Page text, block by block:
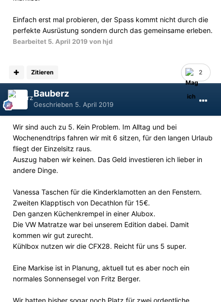
Einfach erst mal probieren, der Spass kommt nicht durch die
perfekte Ausrüstung sondern durch das gemeinsame erleben.
Bearbeitet 5. April 2019 von hjd
2
Zitieren
Bauberz
Geschrieben 5. April 2019
Wir sind auch zu 5. Kein Problem. Im Alltag und bei
Wochenendtrips fahren wir mit 6 sitzen, für den langen Urlaub
fliegt der Einzelsitz raus.
Auszug haben wir keinen. Das Geld investieren ich lieber in
andere Dinge.
Vanessa Taschen für die Kinderklamotten an den Fenstern.
Zweiten Klapptisch von Decathlon für 15€.
Den ganzen Küchenkrempel in einer Alubox.
Die VW Matratze war bei unserem Edition dabei. Damit
kommen wir gut zurecht.
Kühlbox nutzen wir die CFX28. Reicht für uns 5 super.
Eine Markise ist in Planung, aktuell tut es aber noch ein
normales Sonnensegel von Fritz Berger.